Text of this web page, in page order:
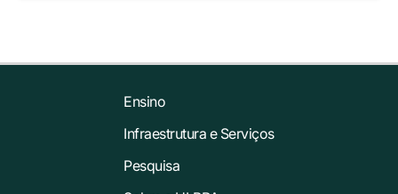
Ensino
Infraestrutura e Serviços
Pesquisa